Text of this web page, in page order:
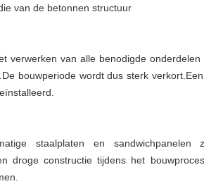
van de betonnen structuur
verwerken van alle benodigde
bouwperiode wordt dus sterk
staalplaten en sandwichpanelen
droge constructie tijdens het